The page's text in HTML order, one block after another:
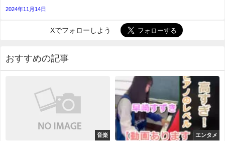
2024年11月14日
Xでフォローしよう
おすすめの記事
音楽 エンタメ